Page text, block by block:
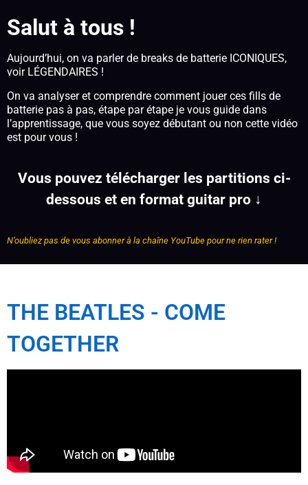
Salut à tous !
Aujourd’hui, on va parler de breaks de batterie ICONIQUES,
voir LÉGENDAIRES !
On va analyser et comprendre comment jouer ces fills de
batterie pas à pas, étape par étape je vous guide dans
l’apprentissage, que vous soyez débutant ou non cette vidéo
est pour vous !
Vous pouvez télécharger les partitions ci-
dessous et en format guitar pro ↓
N’oubliez pas de vous abonner à la chaîne YouTube pour ne rien rater !
THE BEATLES - COME
TOGETHER